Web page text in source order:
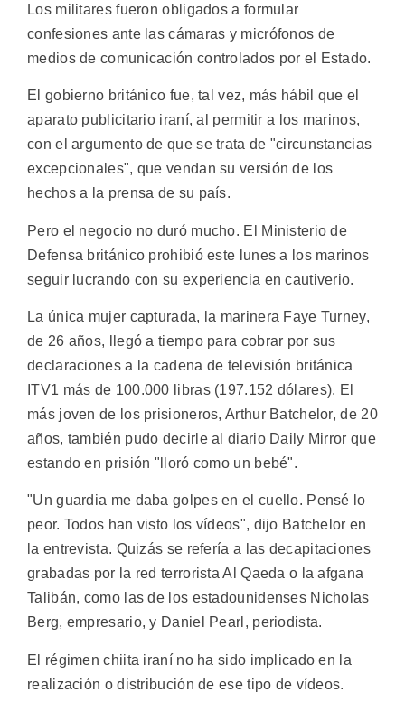
Los militares fueron obligados a formular
confesiones ante las cámaras y micrófonos de
medios de comunicación controlados por el Estado.
El gobierno británico fue, tal vez, más hábil que el
aparato publicitario iraní, al permitir a los marinos,
con el argumento de que se trata de "circunstancias
excepcionales", que vendan su versión de los
hechos a la prensa de su país.
Pero el negocio no duró mucho. El Ministerio de
Defensa británico prohibió este lunes a los marinos
seguir lucrando con su experiencia en cautiverio.
La única mujer capturada, la marinera Faye Turney,
de 26 años, llegó a tiempo para cobrar por sus
declaraciones a la cadena de televisión británica
ITV1 más de 100.000 libras (197.152 dólares). El
más joven de los prisioneros, Arthur Batchelor, de 20
años, también pudo decirle al diario Daily Mirror que
estando en prisión "lloró como un bebé".
"Un guardia me daba golpes en el cuello. Pensé lo
peor. Todos han visto los vídeos", dijo Batchelor en
la entrevista. Quizás se refería a las decapitaciones
grabadas por la red terrorista Al Qaeda o la afgana
Talibán, como las de los estadounidenses Nicholas
Berg, empresario, y Daniel Pearl, periodista.
El régimen chiita iraní no ha sido implicado en la
realización o distribución de ese tipo de vídeos.